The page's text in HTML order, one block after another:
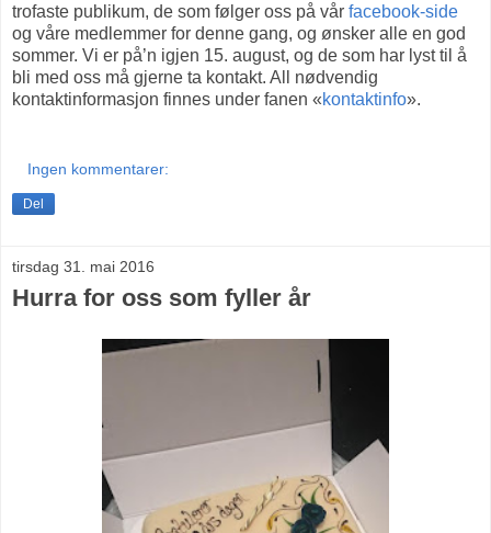
trofaste publikum, de som følger oss på vår facebook-side
og våre medlemmer for denne gang, og ønsker alle en god
sommer. Vi er på’n igjen 15. august, og de som har lyst til å
bli med oss må gjerne ta kontakt. All nødvendig
kontaktinformasjon finnes under fanen «kontaktinfo».
Ingen kommentarer:
Del
tirsdag 31. mai 2016
Hurra for oss som fyller år